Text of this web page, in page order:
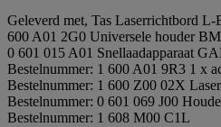
Geleverd met, Tas Laserrichtbord
600 A01 2G0 Universele houder
0 601 015 A01 Snellaadapparaat
Bestelnummer: 1 600 A01 9R3 1 x
Bestelnummer: 1 600 Z00 02X
Bestelnummer: 0 601 069 J00
Bestelnummer: 1 608 M00 C1L